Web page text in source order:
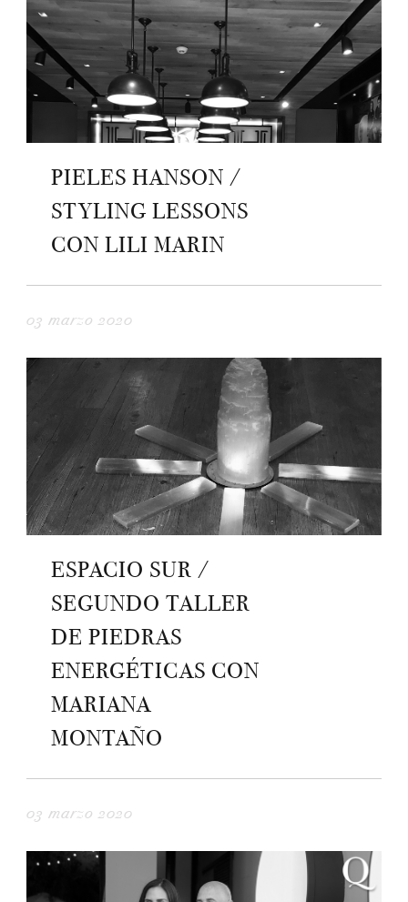
PIELES HANSON /
STYLING LESSONS
CON LILI MARIN
03 marzo 2020
ESPACIO SUR /
SEGUNDO TALLER
DE PIEDRAS
ENERGÉTICAS CON
MARIANA
MONTAÑO
03 marzo 2020